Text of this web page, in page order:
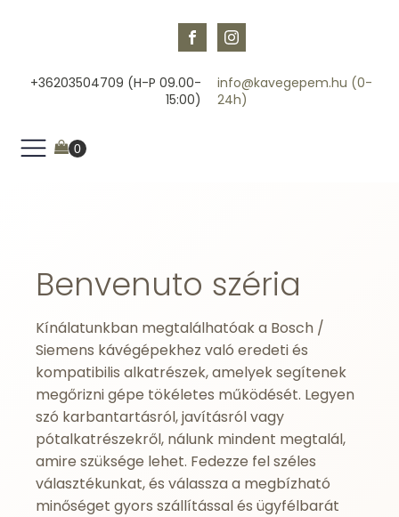
+36203504709 (H-P 09.00-
15:00)
info@kavegepem.hu (0-
24h)
Benvenuto széria
Kínálatunkban megtalálhatóak a Bosch /
Siemens kávégépekhez való eredeti és
kompatibilis alkatrészek, amelyek segítenek
megőrizni gépe tökéletes működését. Legyen
szó karbantartásról, javításról vagy
pótalkatrészekről, nálunk mindent megtalál,
amire szüksége lehet. Fedezze fel széles
választékunkat, és válassza a megbízható
minőséget gyors szállítással és ügyfélbarát